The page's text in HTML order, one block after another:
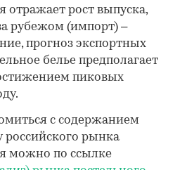
отражает рост выпуска,
рубежом (импорт) –
прогноз экспортных
белье предполагает
пиковых
с содержанием
российского рынка
можно по ссылке